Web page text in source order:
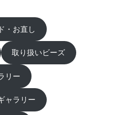
・お直し
取り扱いビーズ
リー
ャラリー